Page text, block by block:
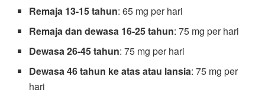
Remaja 13-15 tahun: 65 mg per hari
Remaja dan dewasa 16-25 tahun: 75 mg per hari
Dewasa 26-45 tahun: 75 mg per hari
Dewasa 46 tahun ke atas atau lansia: 75 mg per
hari